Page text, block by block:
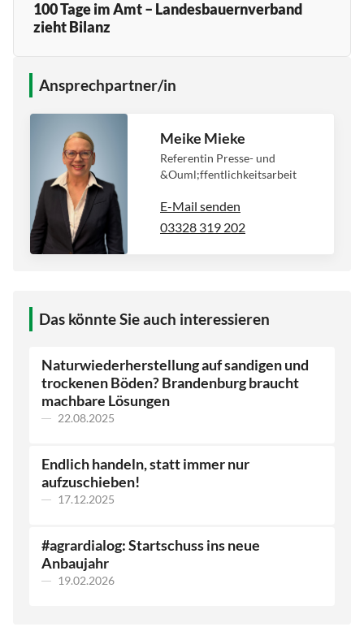
100 Tage im Amt – Landesbauernverband
zieht Bilanz
Ansprechpartner/in
Meike Mieke
Referentin Presse- und
&Ouml;ffentlichkeitsarbeit
E-Mail senden
03328 319 202
Das könnte Sie auch interessieren
Naturwiederherstellung auf sandigen und
trockenen Böden? Brandenburg braucht
machbare Lösungen
22.08.2025
Endlich handeln, statt immer nur
aufzuschieben!
17.12.2025
#agrardialog: Startschuss ins neue
Anbaujahr
19.02.2026